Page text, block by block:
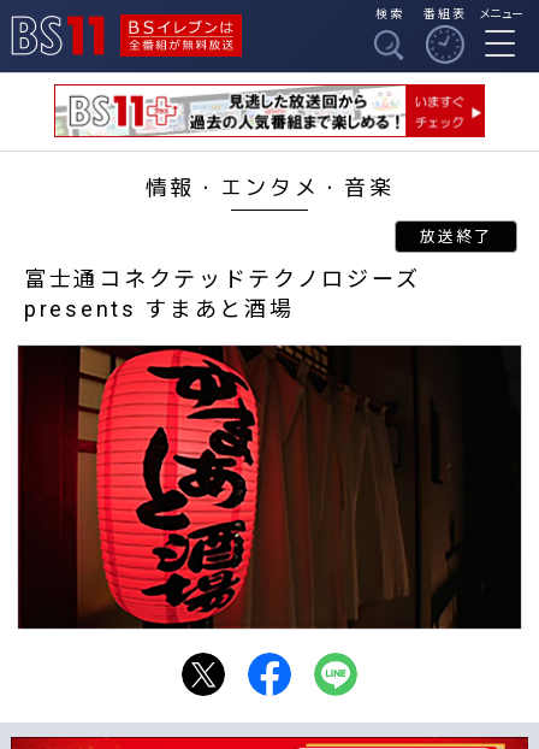
BSイレブンは全番組
が無料放送
検索 番組表 メニュー
情報・エンタメ・音楽
富士通コネクテッドテクノロジーズ
presents すまあと酒場